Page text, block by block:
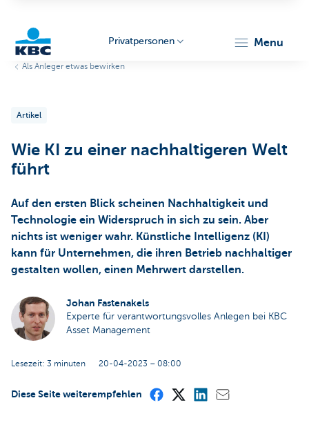
Privatpersonen menu
Als Anleger etwas bewirken
Artikel
Wie KI zu einer nachhaltigeren Welt
führt
Auf den ersten Blick scheinen Nachhaltigkeit und
Technologie ein Widerspruch in sich zu sein. Aber
nichts ist weniger wahr. Künstliche Intelligenz (KI)
kann für Unternehmen, die ihren Betrieb nachhaltiger
gestalten wollen, einen Mehrwert darstellen.
Johan Fastenakels
Experte für verantwortungsvolles Anlegen bei KBC
Asset Management
Lesezeit: 3 minuten 20-04-2023 – 08:00
Diese Seite weiterempfehlen